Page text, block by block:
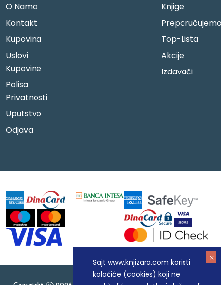
Sajt www.knjizara.com koristi
kolačiće (cookies) koji ne
O Nama
Kontakt
Kupovina
Uslovi
Kupovine
Polisa
Privatnosti
Uputstvo
Odjava
Knjige
Preporučujemo
Top-Lista
Akcije
Izdavači